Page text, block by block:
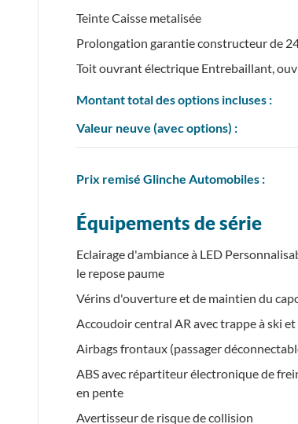
Teinte Caisse metalisée
Prolongation garantie constructeur de
Toit ouvrant électrique Entrebaillant,
Montant total des options incluses :
Valeur neuve (avec options) :
Prix remisé Glinche Automobiles :
Équipements de série
Eclairage d'ambiance à LED
le repose paume
Vérins d'ouverture et de maintien du
Accoudoir central AR avec trappe à ski
Airbags frontaux (passager
ABS avec répartiteur électronique de
en pente
Avertisseur de risque de collision